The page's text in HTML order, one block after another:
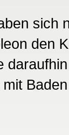
sich
den